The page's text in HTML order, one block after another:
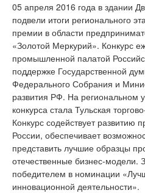
05 апреля 2016 года в здании
подвели итоги регионального
премии в области
«Золотой Меркурий». Конкурс
промышленной палатой
поддержке Государственной
Федерального Собрания и
развития РФ. На региональном
конкурса стала Тульская
Конкурс содействует развитию
России, обеспечивает
представить лучшие образцы
отечественные бизнес-
победителем в номинации
инновационной деятельности».